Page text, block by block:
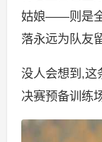
姑娘——则是全
落永远为队友
没人会想到,这
决赛预备训练